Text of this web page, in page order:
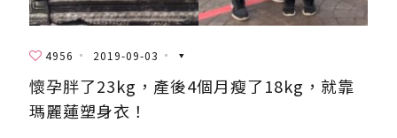
4956 2019-09-03
懷孕胖了23kg，產後4個月瘦了18kg，就靠
瑪麗蓮塑身衣！